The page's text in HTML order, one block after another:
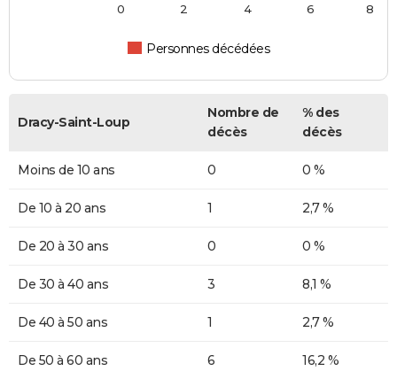
Personnes décédées
0 2 4 6 8
Dracy-Saint-Loup
Nombre de
décès
% des
décès
Moins de 10 ans 0 0 %
De 10 à 20 ans 1 2,7 %
De 20 à 30 ans 0 0 %
De 30 à 40 ans 3 8,1 %
De 40 à 50 ans 1 2,7 %
De 50 à 60 ans 6 16,2 %